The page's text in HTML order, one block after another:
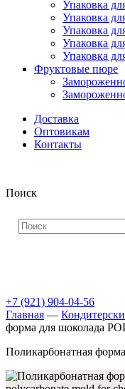
Упаковка
Упаковка
Упаковка
Упаковка
Упаковка
Фруктовые пюре
Доставка
Оптовикам
Контакты
Поиск
+7 (921) 904-04-56
Главная —
форма для шоколада
Поликарбонатная